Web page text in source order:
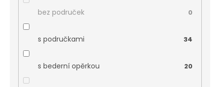
bez područek 0
s područkami 34
s bederní opěrkou 20